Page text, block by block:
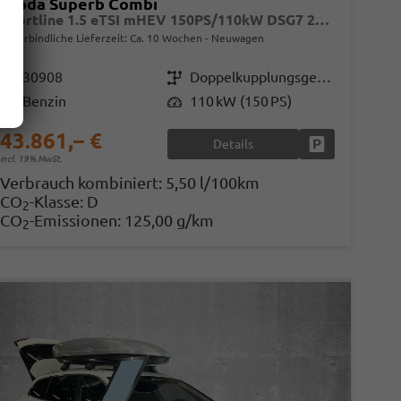
Skoda Superb Combi
Sportline 1.5 eTSI mHEV 150PS/110kW DSG7 2026
unverbindliche Lieferzeit: Ca. 10 Wochen Neuwagen
30908 Getriebe
Doppelkupplungsgetriebe (DSG)
Benzin Leistung 110 kW (150 PS)
43.861,– €
incl. 19% MwSt.
Details
Verbrauch kombiniert: 5,50 l/100km
CO2-Klasse: D
CO2-Emissionen: 125,00 g/km